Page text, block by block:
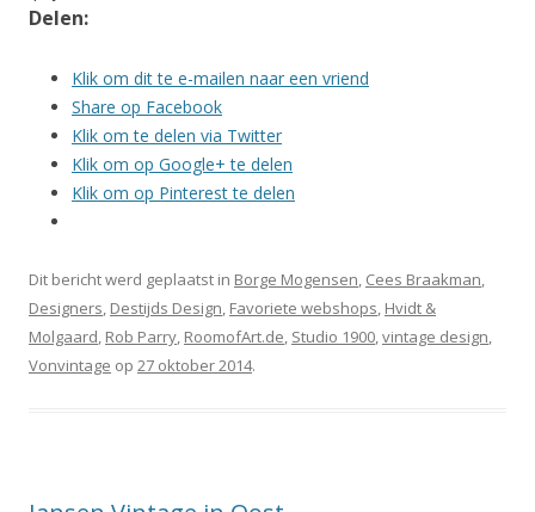
Delen:
Klik om dit te e-mailen naar een vriend
Share op Facebook
Klik om te delen via Twitter
Klik om op Google+ te delen
Klik om op Pinterest te delen
Dit bericht werd geplaatst in Borge Mogensen, Cees Braakman,
Designers, Destijds Design, Favoriete webshops, Hvidt &
Molgaard, Rob Parry, RoomofArt.de, Studio 1900,vintage design,
Vonvintage op 27 oktober 2014.